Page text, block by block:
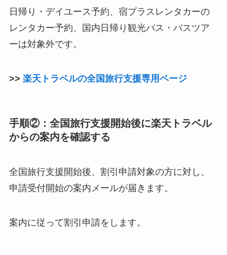
日帰り・デイユース予約、宿プラスレンタカーの
レンタカー予約、国内日帰り観光バス・バスツア
ーは対象外です。
>> 楽天トラベルの全国旅行支援専用ページ
手順②：全国旅行支援開始後に楽天トラベル
からの案内を確認する
全国旅行支援開始後、割引申請対象の方に対し、
申請受付開始の案内メールが届きます。
案内に従って割引申請をします。